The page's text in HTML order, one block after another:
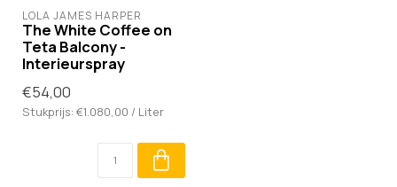
LOLA JAMES HARPER
The White Coffee on
Teta Balcony -
Interieurspray
€54,00
Stukprijs: €1.080,00 / Liter